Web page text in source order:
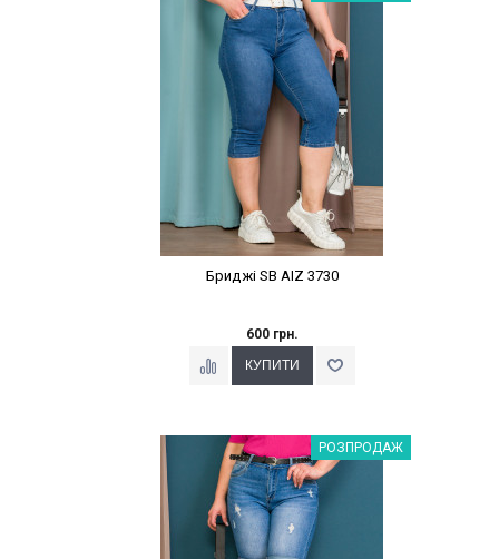
Бриджі SB AIZ 3730
600 грн.
Наклейки Варіант з %РОЗПРОДАЖ